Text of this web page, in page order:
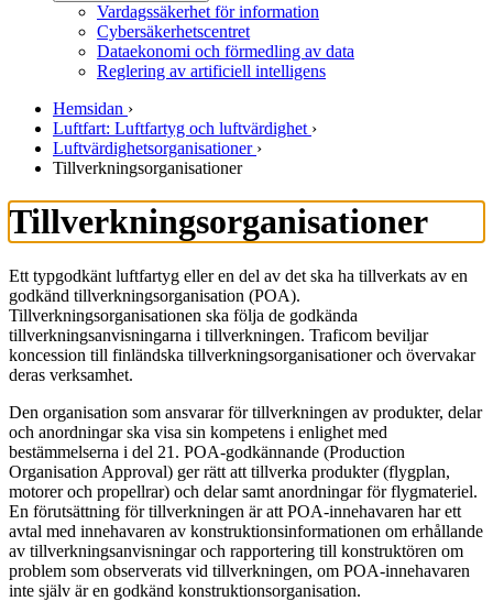
Vardagssäkerhet för information
Cybersäkerhetscentret
Dataekonomi och förmedling av data
Reglering av artificiell intelligens
Hemsidan ›
Luftfart: Luftfartyg och luftvärdighet ›
Luftvärdighetsorganisationer ›
Tillverkningsorganisationer
Tillverkningsorganisationer
Ett typgodkänt luftfartyg eller en del av det ska ha tillverkats av en
godkänd tillverkningsorganisation (POA).
Tillverkningsorganisationen ska följa de godkända
tillverkningsanvisningarna i tillverkningen. Traficom beviljar
koncession till finländska tillverkningsorganisationer och övervakar
deras verksamhet.
Den organisation som ansvarar för tillverkningen av produkter, delar
och anordningar ska visa sin kompetens i enlighet med
bestämmelserna i del 21. POA-godkännande (Production
Organisation Approval) ger rätt att tillverka produkter (flygplan,
motorer och propellrar) och delar samt anordningar för flygmateriel.
En förutsättning för tillverkningen är att POA-innehavaren har ett
avtal med innehavaren av konstruktionsinformationen om erhållande
av tillverkningsanvisningar och rapportering till konstruktören om
problem som observerats vid tillverkningen, om POA-innehavaren
inte själv är en godkänd konstruktionsorganisation.